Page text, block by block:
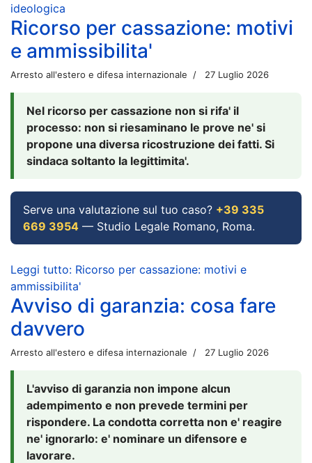
ideologica
Ricorso per cassazione: motivi
e ammissibilita'
Arresto all'estero e difesa internazionale 27 Luglio 2026
Nel ricorso per cassazione non si rifa' il
processo: non si riesaminano le prove ne' si
propone una diversa ricostruzione dei fatti. Si
sindaca soltanto la legittimita'.
Serve una valutazione sul tuo caso? +39 335
669 3954 — Studio Legale Romano, Roma.
Leggi tutto: Ricorso per cassazione: motivi e
ammissibilita'
Avviso di garanzia: cosa fare
davvero
Arresto all'estero e difesa internazionale 27 Luglio 2026
L'avviso di garanzia non impone alcun
adempimento e non prevede termini per
rispondere. La condotta corretta non e' reagire
ne' ignorarlo: e' nominare un difensore e
lavorare.